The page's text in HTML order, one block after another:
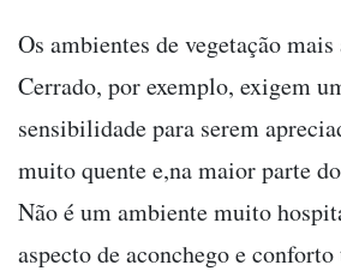
Os ambientes de vegetação
Cerrado, por exemplo, exigem
sensibilidade para serem
muito quente e,na maior parte
Não é um ambiente muito
aspecto de aconchego e